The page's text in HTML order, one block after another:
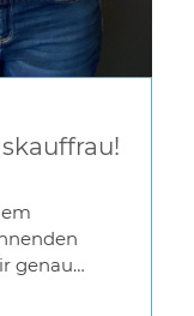
genau…